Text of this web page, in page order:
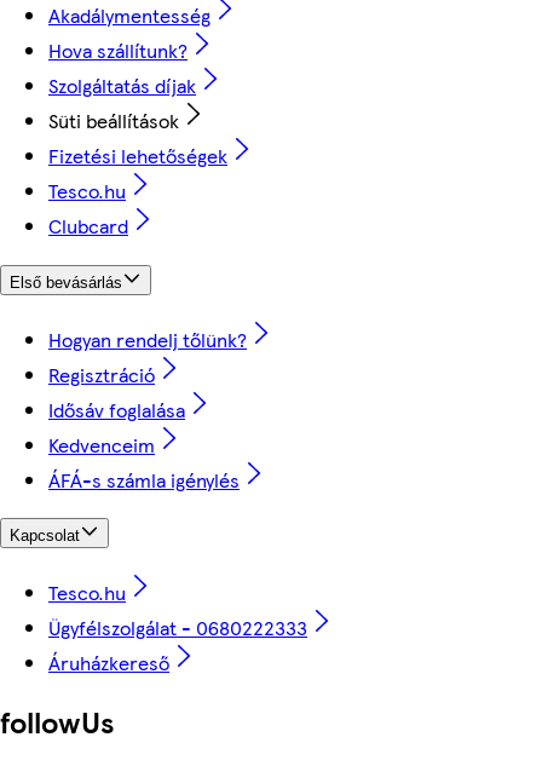
Akadálymentesség
Hova szállítunk?
Szolgáltatás díjak
Süti beállítások
Fizetési lehetőségek
Tesco.hu
Clubcard
Első bevásárlás
Hogyan rendelj tőlünk?
Regisztráció
Idősáv foglalása
Kedvenceim
ÁFÁ-s számla igénylés
Kapcsolat
Tesco.hu
Ügyfélszolgálat - 0680222333
Áruházkereső
followUs